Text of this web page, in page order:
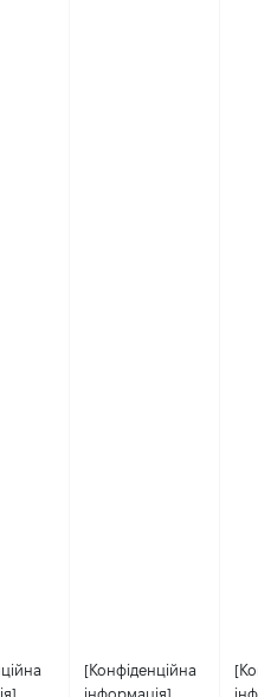
[Конфіденційна
інформація]